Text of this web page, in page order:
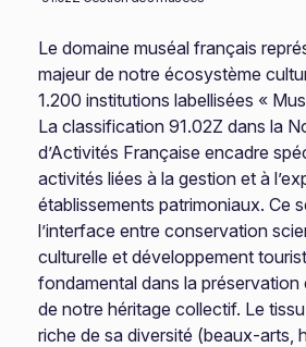
Le domaine muséal français
majeur de notre écosystème
1.200 institutions labellisées «
La classification 91.02Z dans la
d’Activités Française encadre
activités liées à la gestion et à
établissements patrimoniaux. Ce
l’interface entre conservation
culturelle et développement
fondamental dans la préservation
de notre héritage collectif. Le
riche de sa diversité (beaux-arts,